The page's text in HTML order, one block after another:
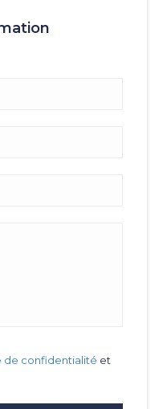
de confidentialité et